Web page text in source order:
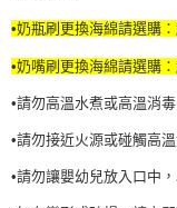
•奶瓶刷更換海綿請選購
•奶嘴刷更換海綿請選購
•請勿高溫水煮或高溫消毒
•請勿接近火源或碰觸高溫
•請勿讓嬰幼兒放入口中